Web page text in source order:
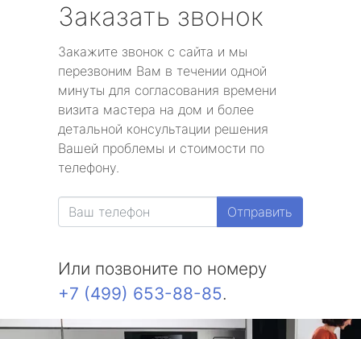
Заказать звонок
Закажите звонок с сайта и мы
перезвоним Вам в течении одной
минуты для согласования времени
визита мастера на дом и более
детальной консультации решения
Вашей проблемы и стоимости по
телефону.
Отправить
Или позвоните по номеру
+7 (499) 653-88-85.